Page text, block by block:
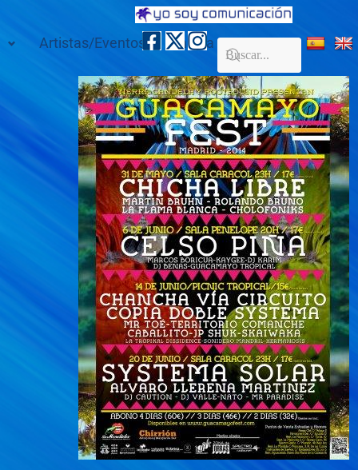
Artistas/Eventos Galería Contacto